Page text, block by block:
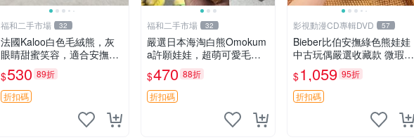
福和二手市場 32
法國Kaloo白色毛絨熊，灰
眼睛甜蜜笑容，適合安撫逗
趣可愛，柔軟面料手感佳。
14 白色安撫熊 毛絨玩具 寶
寶逗樂具
$530 89折
折扣碼
福和二手市場 32
嚴選日本海淘白熊Omokum
a許願娃娃，超萌可愛毛絨
公仔推薦收藏 白熊 Omoku
ma 毛絨玩具 偽裝娃娃 玩具
擺飾
$470 88折
折扣碼
影視動漫CD專輯DVD 57
Bieber比伯安撫綠色熊娃娃
中古玩偶嚴選收藏款 微瑕輕
度使用 Bieber綠熊娃娃 中
古玩偶 微瑕
$1,059 95折
折扣碼